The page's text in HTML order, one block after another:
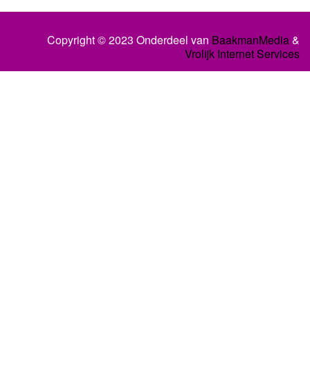
Copyright © 2023 Onderdeel van BaakmanMedia&
Vrolijk Internet Services